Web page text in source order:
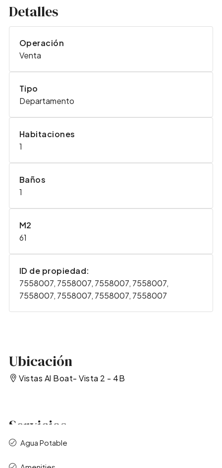
Detalles
Operación
Venta
Tipo
Departamento
Habitaciones
1
Baños
1
M2
61
ID de propiedad:
7558007, 7558007, 7558007, 7558007,
7558007, 7558007, 7558007, 7558007
Ubicación
Vistas Al Boat- Vista 2 - 4B
Servicios
Agua Potable